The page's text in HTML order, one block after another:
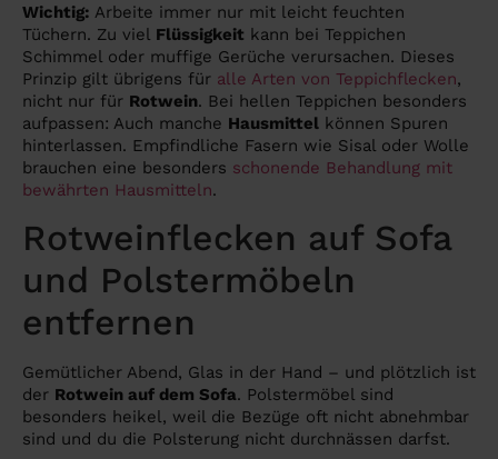
Wichtig: Arbeite immer nur mit leicht feuchten
Tüchern. Zu viel Flüssigkeit kann bei Teppichen
Schimmel oder muffige Gerüche verursachen. Dieses
Prinzip gilt übrigens für alle Arten von Teppichflecken,
nicht nur für Rotwein. Bei hellen Teppichen besonders
aufpassen: Auch manche Hausmittel können Spuren
hinterlassen. Empfindliche Fasern wie Sisal oder Wolle
brauchen eine besonders schonende Behandlung mit
bewährten Hausmitteln.
Rotweinflecken auf Sofa
und Polstermöbeln
entfernen
Gemütlicher Abend, Glas in der Hand – und plötzlich ist
der Rotwein auf dem Sofa. Polstermöbel sind
besonders heikel, weil die Bezüge oft nicht abnehmbar
sind und du die Polsterung nicht durchnässen darfst.